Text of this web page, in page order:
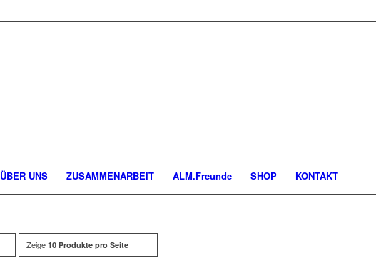
ÜBER UNS ZUSAMMENARBEIT ALM.Freunde SHOP KONTAKT
Zeige 10 Produkte pro Seite